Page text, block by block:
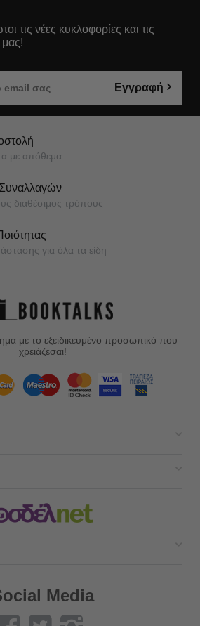
τις νέες κυκλοφορίες και τις
Εγγραφή
με απόθεμα
διαθέσιμος τρόπους
για όλα τα είδη
με το εξειδικευμένο προσωπικό που
χρειάζεσαι!
Media